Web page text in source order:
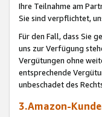
Ihre Teilnahme am
Sie sind verpflichtet,
Für den Fall, dass Sie
uns zur Verfügung
Vergütungen ohne
entsprechende
unbeschadet des
3.Amazon-